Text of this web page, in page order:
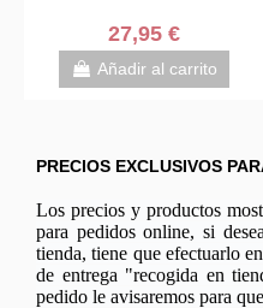
27,95 €
Añadir al carrito
PRECIOS EXCLUSIVOS
Los precios y productos
para pedidos online, si
tienda, tiene que efectuarlo
de entrega "recogida en
pedido le avisaremos para